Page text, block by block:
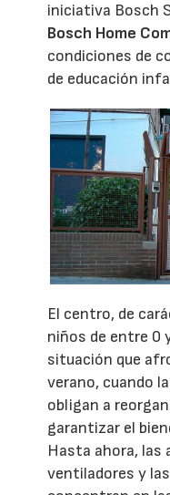
iniciativa Bosch
Bosch Home
condiciones de
de educación
El centro, de
niños de entre 0
situación que
verano, cuando
obligan a
garantizar el
Hasta ahora, las
ventiladores y